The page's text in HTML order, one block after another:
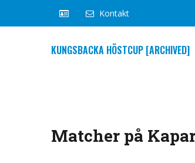
Kontakt
KUNGSBACKA HÖSTCUP [ARCHIVED]
Matcher på